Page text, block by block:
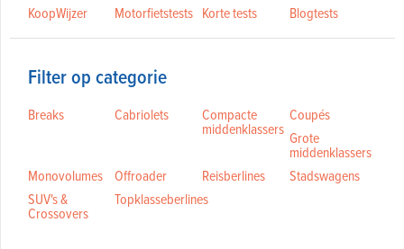
KoopWijzer
Motorfietstests Korte tests Blogtests
Filter op categorie
Breaks Cabriolets Compacte
middenklassers
Coupés
Grote
middenklassers
Monovolumes
Offroader Reisberlines
Stadswagens
SUV's &
Crossovers
Topklasseberlines